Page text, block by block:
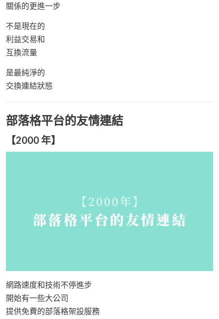
關係的更進一步
不是現在的
利益交易和
互換流量
是最純淨的
交換連結狀態
部落格平台的友情連結
【2000 年】
網路速度和技術不停進步
開始有一些大公司
提供免費的部落格架設服務